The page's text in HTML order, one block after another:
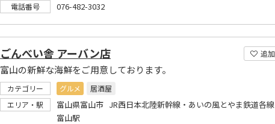
電話番号 076-482-3032
追加
ごんべい舎 アーバン店
富山の新鮮な海鮮をご用意しております。
カテゴリー グルメ
居酒屋
エリア・駅
富山県富山市 JR西日本北陸新幹線・あいの風とやま鉄道各線
富山駅